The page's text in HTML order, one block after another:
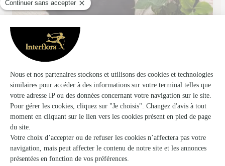
St Contest
★★★★★ 4.9 (113)
62 Rue Jacques Prévert
Voir la boutique